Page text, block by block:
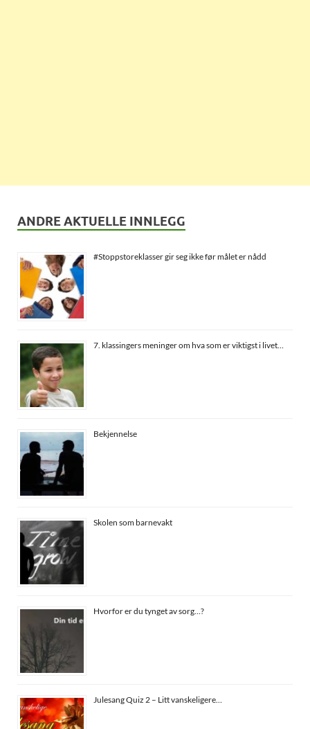
ANDRE AKTUELLE INNLEGG
#Stoppstoreklasser gir seg ikke før målet er nådd
7. klassingers meninger om hva som er viktigst i livet…
Bekjennelse
Skolen som barnevakt
Hvorfor er du tynget av sorg…?
Julesang Quiz 2 – Litt vanskeligere…